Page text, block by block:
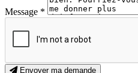
Message *
Envoyer ma demande